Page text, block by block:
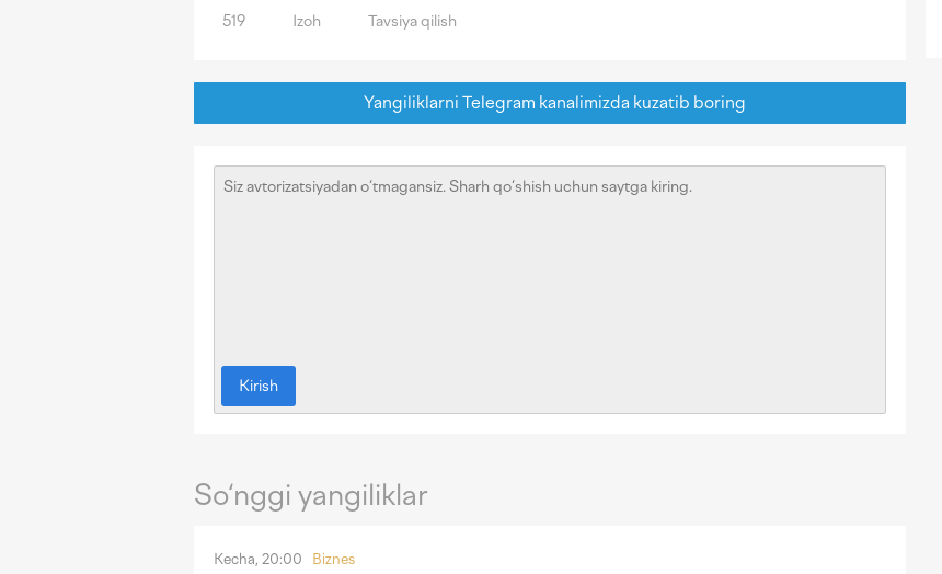
519 Izoh Tavsiya qilish
Yangiliklarni Telegram kanalimizda kuzatib boring
Kirish
So‘nggi yangiliklar
Kecha, 20:00 Biznes